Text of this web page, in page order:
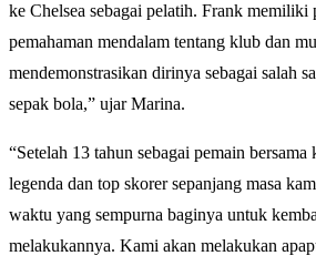
ke Chelsea sebagai pelatih. Frank memiliki
pemahaman mendalam tentang klub dan
mendemonstrasikan dirinya sebagai salah
sepak bola,” ujar Marina.
“Setelah 13 tahun sebagai pemain
legenda dan top skorer sepanjang masa
waktu yang sempurna baginya untuk
melakukannya. Kami akan melakukan